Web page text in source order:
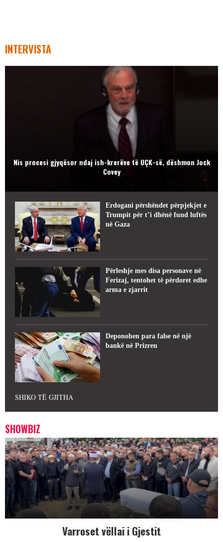
INTERVISTA
Nis procesi gjyqësor ndaj ish-krerëve të UÇK-së, dëshmon Jock
Covey
Erdogani përshëndet përpjekjet e
Trumpit për t’i dhënë fund luftës
në Gaza
Përleshje mes disa personave në
Ferizaj, tentohet të përdoret edhe
arma e zjarrit
Deponohen para false në një
bankë në Prizren
SHIKO TË GJITHA
SHOWBIZ
Varroset vëllai i Gjestit